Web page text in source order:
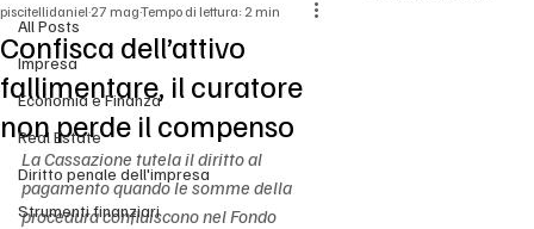
All Posts
Impresa
Economia e Finanza
Real Estate
Diritto penale dell'impresa
Strumenti finanziari
Confisca dell’attivo
fallimentare, il curatore
non perde il compenso
piscitellidaniel 27 magTempo di lettura: 2 min
La Cassazione tutela il diritto al
pagamento quando le somme della
procedura confluiscono nel Fondo